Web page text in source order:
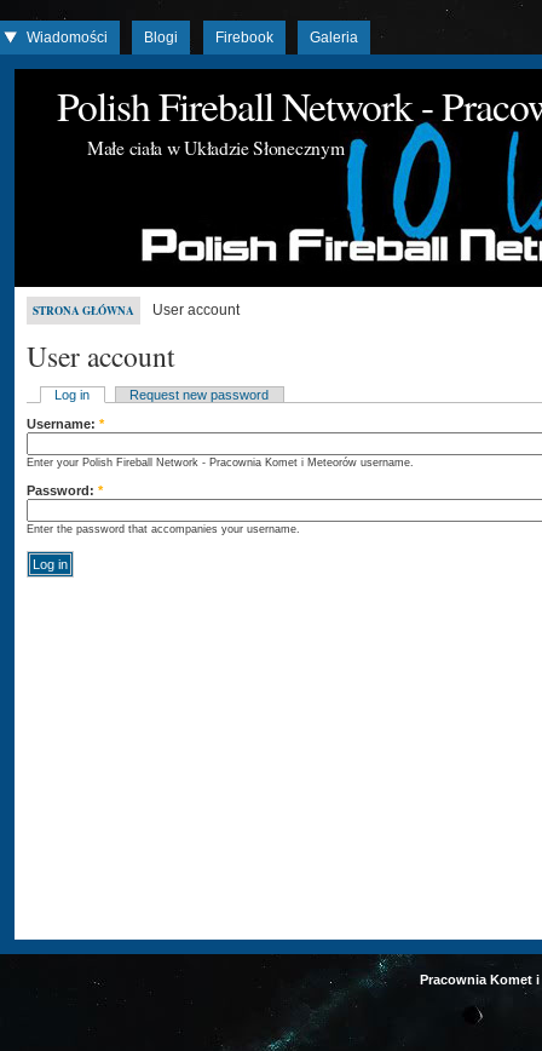
Wiadomości Blogi Firebook Galeria
Polish Fireball Network -
Małe ciała w Układzie Słonecznym
STRONA GŁÓWNA User account
User account
Log in
Request new password
Username: *
Enter your Polish Fireball Network - Pracownia Komet i Meteorów username.
Password: *
Enter the password that accompanies your username.
Pracownia Komet